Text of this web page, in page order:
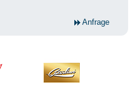
Anfrage